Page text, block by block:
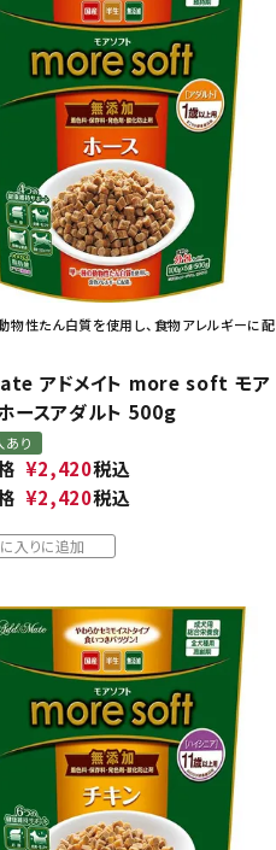
物性たん白質を使用し、食物アレルギーに配
アドメイト more soft モア
ースアダルト 500g
あり
¥2,420税込
¥2,420税込
入りに追加